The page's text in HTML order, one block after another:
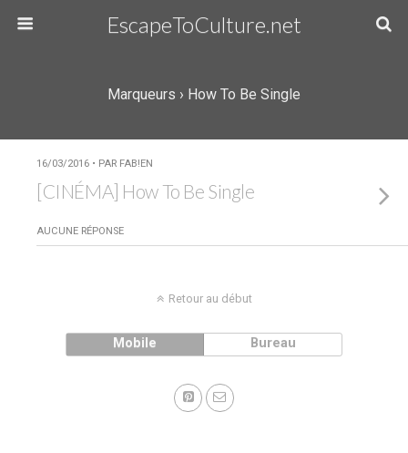
EscapeToCulture.net
Marqueurs › How To Be Single
16/03/2016 • PAR FAB!EN
[CINÉMA] How To Be Single
AUCUNE RÉPONSE
Retour au début
Mobile Bureau